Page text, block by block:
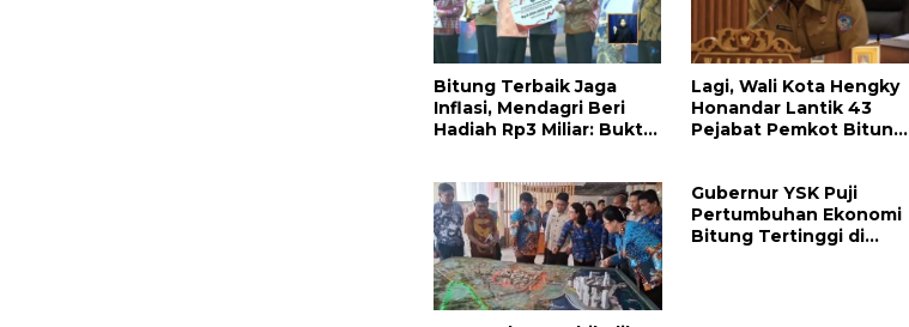
Bitung ‎Terbaik Jaga
Inflasi, Mendagri Beri
Hadiah Rp3 Miliar: Bukti
Masyarakat
Lagi, Wali Kota Hengky
Honandar Lantik 43
Pejabat Pemkot Bitung,
Gubernur YSK Puji
Pertumbuhan Ekonomi
Bitung Tertinggi di